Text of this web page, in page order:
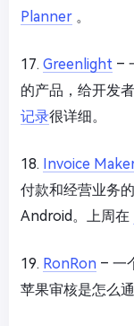
Planner 。
17. Greenlight –
的产品，给开发
记录很详细。
18. Invoice
付款和经营业务
Android。上周在
19. RonRon – 一
苹果审核是怎么通